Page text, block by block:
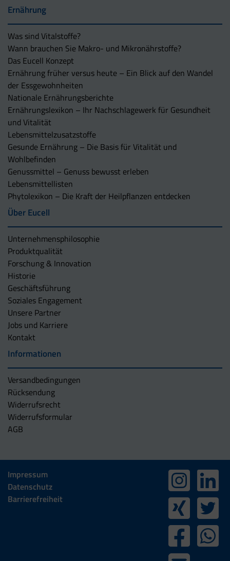
Ernährung
Was sind Vitalstoffe?
Wann brauchen Sie Makro- und Mikronährstoffe?
Das Eucell Konzept
Ernährung früher versus heute – Ein Blick auf den Wandel
der Essgewohnheiten
Nationale Ernährungsberichte
Ernährungslexikon – Ihr Nachschlagewerk für Gesundheit
und Vitalität
Lebensmittelzusatzstoffe
Gesunde Ernährung – Die Basis für Vitalität und
Wohlbefinden
Genussmittel – Genuss bewusst erleben
Lebensmittellisten
Phytolexikon – Die Kraft der Heilpflanzen entdecken
Über Eucell
Unternehmens­philosophie
Produktqualität
Forschung & Innovation
Historie
Geschäftsführung
Soziales Engagement
Unsere Partner
Jobs und Karriere
Kontakt
Informationen
Versandbedingungen
Rücksendung
Widerrufsrecht
Widerrufsformular
AGB
Impressum
Datenschutz
Barrierefreiheit